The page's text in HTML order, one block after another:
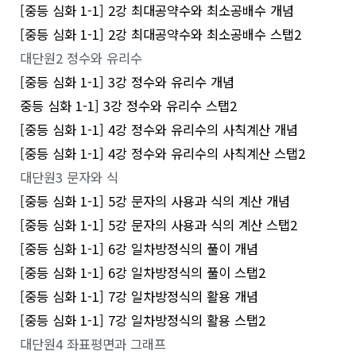
[중등 심화 1-1] 2강 최대공약수와 최소공배수 개념
[중등 심화 1-1] 2강 최대공약수와 최소공배수 스탭2
대단원2 정수와 유리수
[중등 심화 1-1] 3강 정수와 유리수 개념
중등 심화 1-1] 3강 정수와 유리수 스탭2
[중등 심화 1-1] 4강 정수와 유리수의 사칙계산 개념
[중등 심화 1-1] 4강 정수와 유리수의 사칙계산 스탭2
대단원3 문자와 식
[중등 심화 1-1] 5강 문자의 사용과 식의 계산 개념
[중등 심화 1-1] 5강 문자의 사용과 식의 계산 스탭2
[중등 심화 1-1] 6강 일차방정식의 풀이 개념
[중등 심화 1-1] 6강 일차방정식의 풀이 스탭2
[중등 심화 1-1] 7강 일차방정식의 활용 개념
[중등 심화 1-1] 7강 일차방정식의 활용 스탭2
대단원4 좌표평면과 그래프